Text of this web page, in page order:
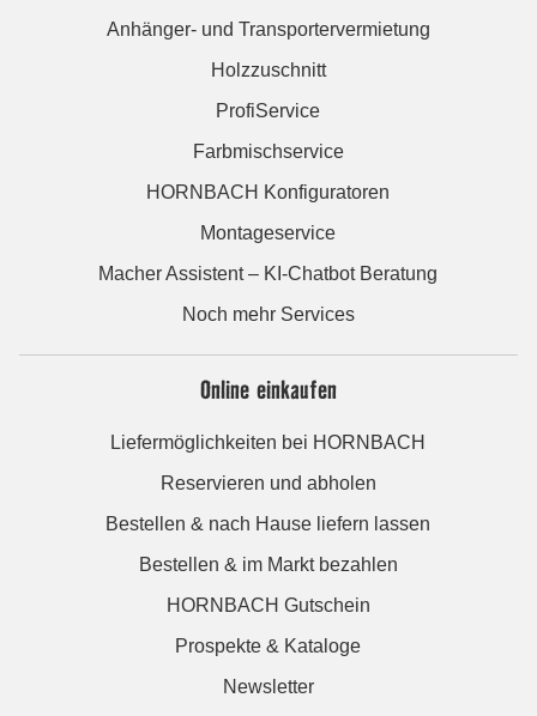
Anhänger- und Transportervermietung
Holzzuschnitt
ProfiService
Farbmischservice
HORNBACH Konfiguratoren
Montageservice
Macher Assistent – KI-Chatbot Beratung
Noch mehr Services
Online einkaufen
Liefermöglichkeiten bei HORNBACH
Reservieren und abholen
Bestellen & nach Hause liefern lassen
Bestellen & im Markt bezahlen
HORNBACH Gutschein
Prospekte & Kataloge
Newsletter